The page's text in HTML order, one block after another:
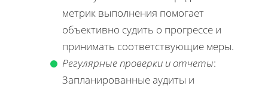
метрик выполнения помогает
объективно судить о прогрессе и
принимать соответствующие меры.
Регулярные проверки и отчеты:
Запланированные аудиты и